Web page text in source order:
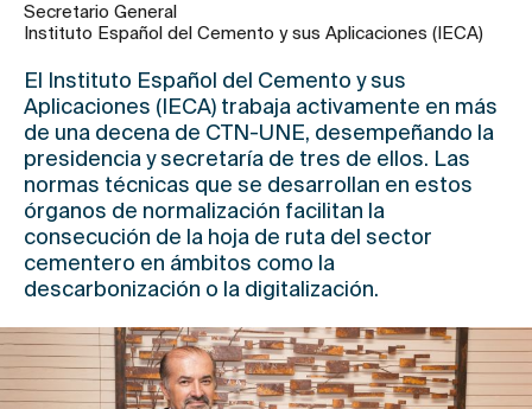
Secretario General
Instituto Español del Cemento y sus Aplicaciones (IECA)
El
Instituto Español del Cemento y sus
Aplicaciones (IECA) trabaja activamente en más
de una decena de CTN-UNE, desempeñando la
presidencia y secretaría de tres de ellos. Las
normas técnicas que se desarrollan en estos
órganos de normalización facilitan la
consecución de la hoja de ruta del sector
cementero en ámbitos como la
descarbonización o la digitalización.